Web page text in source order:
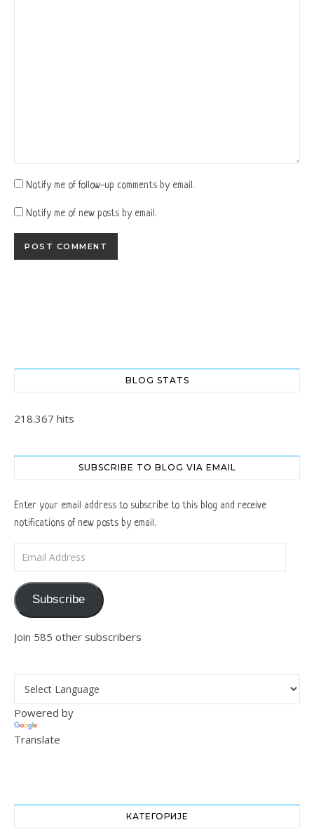
Notify me of follow-up comments by email.
Notify me of new posts by email.
BLOG STATS
218.367 hits
SUBSCRIBE TO BLOG VIA EMAIL
Enter your email address to subscribe to this blog and receive
notifications of new posts by email.
Subscribe
Join 585 other subscribers
Powered by
Translate
КАТЕГОРИЈЕ